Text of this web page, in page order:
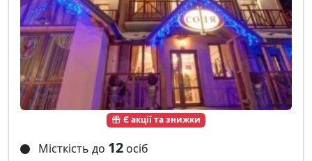
Є акції та знижки
Місткість до 12 осіб